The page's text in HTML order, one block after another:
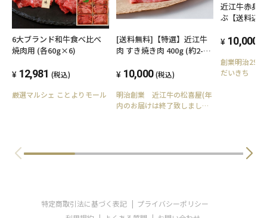
6大ブランド和牛食べ比べ
焼肉用 (各60g×6)
12,981 (税込)
厳選マルシェ ことよりモール
[送料無料]【特選】近江牛
肉 すき焼き肉 400g (約2-3
10,000 (税込)
明治創業 近江牛の松喜屋(年
内のお届けは終了致しまし
近江牛赤身
ぶ【送料込
10,000
創業明治29
だいきち
特定商取引法に基づく表記
プライバシーポリシー